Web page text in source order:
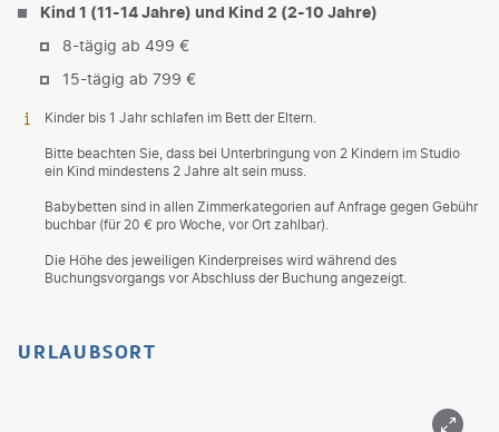
Kind 1 (11-14 Jahre) und Kind 2 (2-10 Jahre)
8-tägig ab 499 €
15-tägig ab 799 €
Kinder bis 1 Jahr schlafen im Bett der Eltern.
Bitte beachten Sie, dass bei Unterbringung von 2 Kindern im Studio
ein Kind mindestens 2 Jahre alt sein muss.
Babybetten sind in allen Zimmerkategorien auf Anfrage gegen Gebühr
buchbar (für 20 € pro Woche, vor Ort zahlbar).
Die Höhe des jeweiligen Kinderpreises wird während des
Buchungsvorgangs vor Abschluss der Buchung angezeigt.
URLAUBSORT